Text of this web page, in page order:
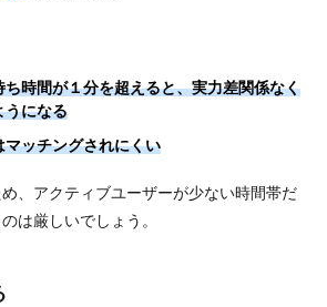
時間が１分を超えると、実力差関係なく
うになる
ッチングされにくい
、アクティブユーザーが少ない時間帯だ
は厳しいでしょう。